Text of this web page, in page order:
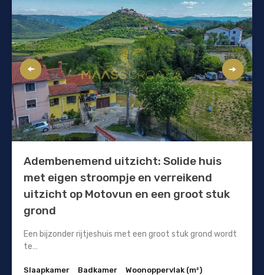
Adembenemend uitzicht: Solide huis
met eigen stroompje en verreikend
uitzicht op Motovun en een groot stuk
grond
Een bijzonder rijtjeshuis met een groot stuk grond wordt
te…
Slaapkamer
Badkamer
Woonoppervlak (m²)